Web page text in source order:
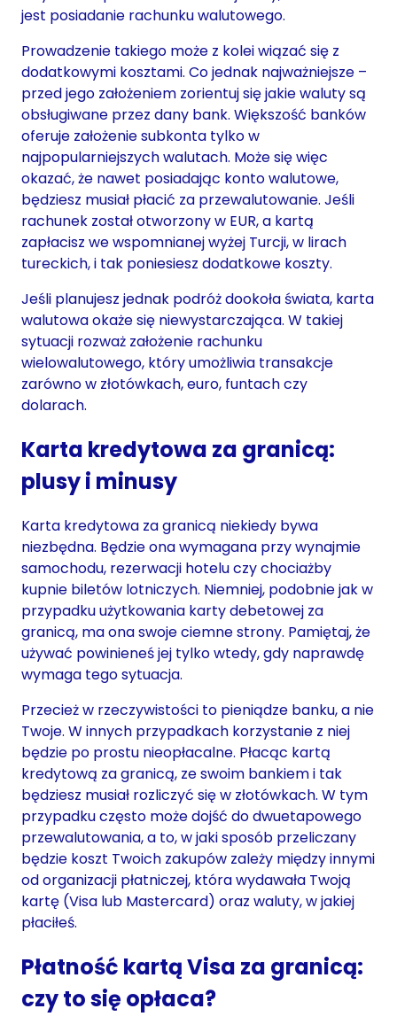
jest posiadanie rachunku walutowego.
Prowadzenie takiego może z kolei wiązać się z
dodatkowymi kosztami. Co jednak najważniejsze –
przed jego założeniem zorientuj się jakie waluty są
obsługiwane przez dany bank. Większość banków
oferuje założenie subkonta tylko w
najpopularniejszych walutach. Może się więc
okazać, że nawet posiadając konto walutowe,
będziesz musiał płacić za przewalutowanie. Jeśli
rachunek został otworzony w EUR, a kartą
zapłacisz we wspomnianej wyżej Turcji, w lirach
tureckich, i tak poniesiesz dodatkowe koszty.
Jeśli planujesz jednak podróż dookoła świata, karta
walutowa okaże się niewystarczająca. W takiej
sytuacji rozważ założenie rachunku
wielowalutowego, który umożliwia transakcje
zarówno w złotówkach, euro, funtach czy
dolarach.
Karta kredytowa za granicą:
plusy i minusy
Karta kredytowa za granicą niekiedy bywa
niezbędna. Będzie ona wymagana przy wynajmie
samochodu, rezerwacji hotelu czy chociażby
kupnie biletów lotniczych. Niemniej, podobnie jak w
przypadku użytkowania karty debetowej za
granicą, ma ona swoje ciemne strony. Pamiętaj, że
używać powinieneś jej tylko wtedy, gdy naprawdę
wymaga tego sytuacja.
Przecież w rzeczywistości to pieniądze banku, a nie
Twoje. W innych przypadkach korzystanie z niej
będzie po prostu nieopłacalne. Płacąc kartą
kredytową za granicą, ze swoim bankiem i tak
będziesz musiał rozliczyć się w złotówkach. W tym
przypadku często może dojść do dwuetapowego
przewalutowania, a to, w jaki sposób przeliczany
będzie koszt Twoich zakupów zależy między innymi
od organizacji płatniczej, która wydawała Twoją
kartę (Visa lub Mastercard) oraz waluty, w jakiej
płaciłeś.
Płatność kartą Visa za granicą:
czy to się opłaca?